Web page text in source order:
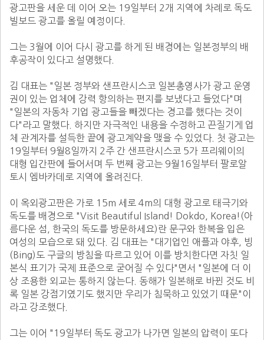
광고판을 세운 데 이어 오는 19일부터 2개 지역에 차례로 독도
빌보드 광고를 올릴 예정이다.
그는 3월에 이어 다시 광고를 하게 된 배경에는 일본정부의 배
후공작이 있다고 설명했다.
김 대표는 "일본 정부와 샌프란시스코 일본총영사가 광고 운영
권이 있는 업체에 강력 항의하는 편지를 보냈다고 들었다"며
"일본의 자동차 기업 광고들을 빼겠다는 경고를 했다는 것이
다"라고 말했다. 하지만 자극적인 내용을 수정하고 끈질기게 업
체 관계자를 설득한 끝에 광고계약을 맺을 수 있었다. 첫 광고는
19일부터 9월8일까지 2주 간 샌프란시스코 5가 프리웨이의
대형 입간판에 들어서며 두 번째 광고는 9월16일부터 팔로알
토시 엠바카데로 지역에 올려진다.
이 옥외광고판은 가로 15m 세로 4m의 대형 광고로 태극기와
독도를 배경으로 "Visit Beautiful Island! Dokdo, Korea!(아
름다운 섬, 한국의 독도를 방문하세요)란 문구와 한복을 입은
여성의 모습으로 돼 있다. 김 대표는 "대기업인 애플과 야후, 빙
(Bing)도 구글의 방침을 따르고 있어 이를 방치한다면 자칫 일
본식 표기가 국제 표준으로 굳어질 수 있다"면서 "일본에 더 이
상 조용한 외교는 통하지 않는다. 동해가 일본해로 바뀐 것도 비
록 일본 강점기였기도 했지만 우리가 침묵하고 있었기 때문"이
라고 강조했다.
그는 이어 "19일부터 독도 광고가 나가면 일본의 압력이 또다